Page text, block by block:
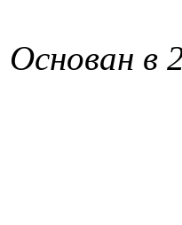
Основан в